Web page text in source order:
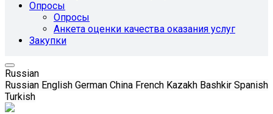
Опросы
Опросы
Анкета оценки качества оказания услуг
Закупки
Russian
Russian English German China French Kazakh Bashkir Spanish
Turkish